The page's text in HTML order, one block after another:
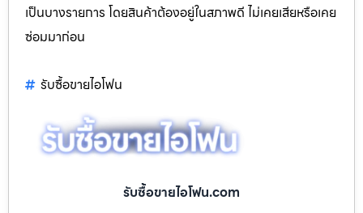
เป็นบางรายการ โดยสินค้าต้องอยู่ในสภาพดี ไม่เคยเสียหรือเคย
ซ่อมมาก่อน
รับซื้อขายไอโฟน
รับซื้อขายไอโฟน.com